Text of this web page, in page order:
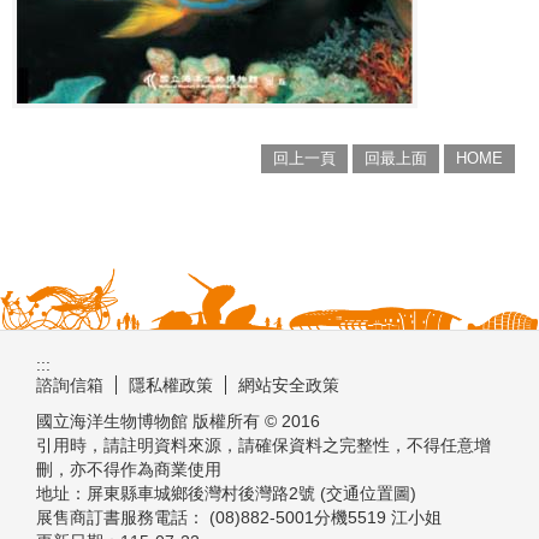
回上一頁 回最上面 HOME
:::
諮詢信箱
隱私權政策
網站安全政策
國立海洋生物博物館 版權所有 © 2016
引用時，請註明資料來源，請確保資料之完整性，不得任意增
刪，亦不得作為商業使用
地址：屏東縣車城鄉後灣村後灣路2號 (交通位置圖)
展售商訂書服務電話： (08)882-5001分機5519 江小姐